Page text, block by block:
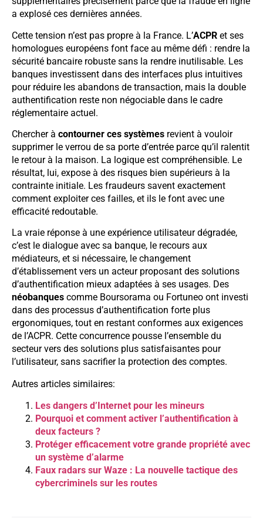
a explosé ces dernières années.
Cette tension n’est pas propre à la France. L’ACPR et ses
homologues européens font face au même défi : rendre la
sécurité bancaire robuste sans la rendre inutilisable. Les
banques investissent dans des interfaces plus intuitives
pour réduire les abandons de transaction, mais la double
authentification reste non négociable dans le cadre
réglementaire actuel.
Chercher à contourner ces systèmes revient à vouloir
supprimer le verrou de sa porte d’entrée parce qu’il ralentit
le retour à la maison. La logique est compréhensible. Le
résultat, lui, expose à des risques bien supérieurs à la
contrainte initiale. Les fraudeurs savent exactement
comment exploiter ces failles, et ils le font avec une
efficacité redoutable.
La vraie réponse à une expérience utilisateur dégradée,
c’est le dialogue avec sa banque, le recours aux
médiateurs, et si nécessaire, le changement
d’établissement vers un acteur proposant des solutions
d’authentification mieux adaptées à ses usages. Des
néobanques comme Boursorama ou Fortuneo ont investi
dans des processus d’authentification forte plus
ergonomiques, tout en restant conformes aux exigences
de l’ACPR. Cette concurrence pousse l’ensemble du
secteur vers des solutions plus satisfaisantes pour
l’utilisateur, sans sacrifier la protection des comptes.
Autres articles similaires:
Les dangers d’Internet pour les mineurs
Pourquoi et comment activer l’authentification à
deux facteurs ?
Protéger efficacement votre grande propriété avec
un système d’alarme
Faux radars sur Waze : La nouvelle tactique des
cybercriminels sur les routes